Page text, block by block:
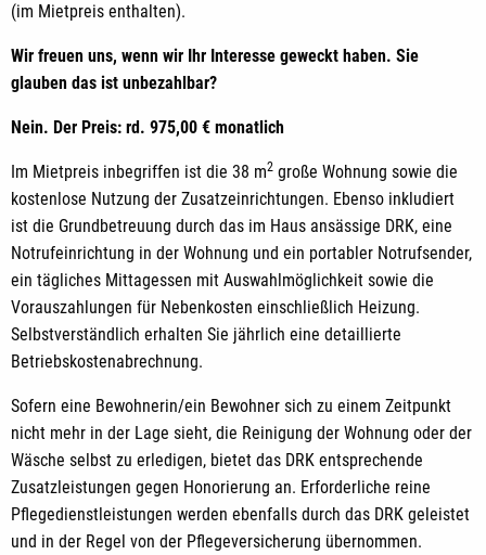
(im Mietpreis enthalten).
Wir freuen uns, wenn wir Ihr Interesse geweckt haben. Sie
glauben das ist unbezahlbar?
Nein. Der Preis: rd. 975,00 € monatlich
Im Mietpreis inbegriffen ist die 38 m2 große Wohnung sowie die
kostenlose Nutzung der Zusatzeinrichtungen. Ebenso inkludiert
ist die Grundbetreuung durch das im Haus ansässige DRK, eine
Notrufeinrichtung in der Wohnung und ein portabler Notrufsender,
ein tägliches Mittagessen mit Auswahlmöglichkeit sowie die
Vorauszahlungen für Nebenkosten einschließlich Heizung.
Selbstverständlich erhalten Sie jährlich eine detaillierte
Betriebskostenabrechnung.
Sofern eine Bewohnerin/ein Bewohner sich zu einem Zeitpunkt
nicht mehr in der Lage sieht, die Reinigung der Wohnung oder der
Wäsche selbst zu erledigen, bietet das DRK entsprechende
Zusatzleistungen gegen Honorierung an. Erforderliche reine
Pflegedienstleistungen werden ebenfalls durch das DRK geleistet
und in der Regel von der Pflegeversicherung übernommen.